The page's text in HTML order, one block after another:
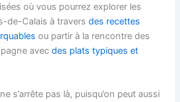
où vous pourrez explorer les
de-Calais à traversdes recettes
ou partir à la rencontre des
avecdes plats typiques et
s’arrête pas là, puisqu’on peut aussi